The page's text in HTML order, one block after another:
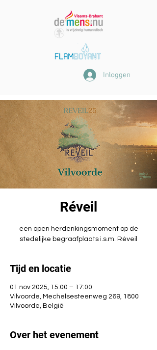
Inloggen
Réveil
een open herdenkingsmoment op de
stedelijke begraafplaats i.s.m. Réveil
Tijd en locatie
01 nov 2025, 15:00 – 17:00
Vilvoorde, Mechelsesteenweg 269, 1800
Vilvoorde, België
Over het evenement